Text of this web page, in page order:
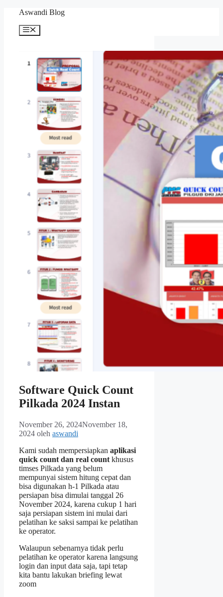
Langsung
Aswandi Blog
Menu
Software Quick Count
Pilkada 2024 Instan
November 26, 2024November 18,
2024 oleh aswandi
Kami sudah mempersiapkan aplikasi
quick count dan real count khusus
timses Pilkada yang belum
mempunyai sistem hitung cepat dan
bisa digunakan h-1 Pilkada atau
persiapan bisa dimulai tanggal 26
November 2024, karena cukup 1 hari
saja persiapan sistem ini mulai dari
pelatihan ke saksi sampai ke pelatihan
ke operator.
Walaupun sebenarnya tidak perlu
pelatihan ke operator karena langsung
login dan input data saja, tapi tetap
kita bantu lakukan briefing lewat
zoom